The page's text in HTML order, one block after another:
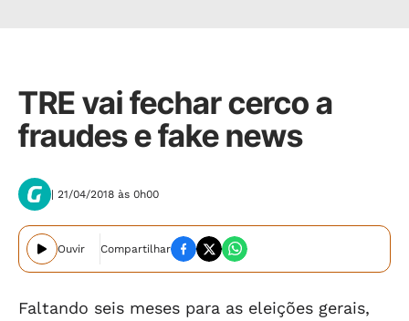
TRE vai fechar cerco a
fraudes e fake news
| 21/04/2018 às 0h00
Ouvir Compartilhar
Faltando seis meses para as eleições gerais,